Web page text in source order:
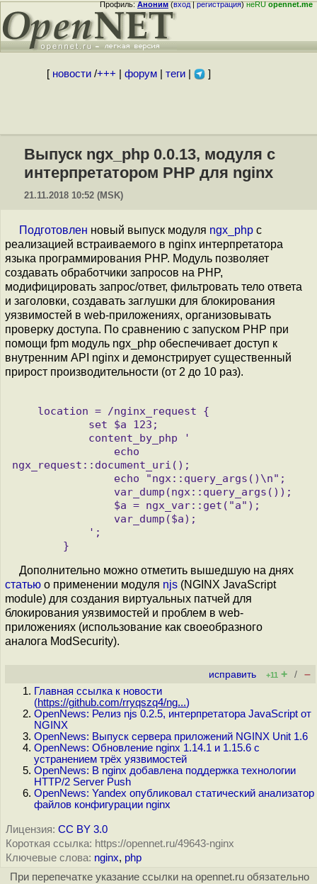
Профиль:Аноним(вход|регистрация)неRUopennet.me
[ новости/+++ форум| теги| ]
Выпуск ngx_php 0.0.13, модуля с
интерпретатором PHP для nginx
21.11.2018 10:52 (MSK)
Подготовлен новый выпуск модуля ngx_php с
реализацией встраиваемого в nginx интерпретатора
языка программирования PHP. Модуль позволяет
создавать обработчики запросов на PHP,
модифицировать запрос/ответ, фильтровать тело ответа
и заголовки, создавать заглушки для блокирования
уязвимостей в web-приложениях, организовывать
проверку доступа. По сравнению с запуском PHP при
помощи fpm модуль ngx_php обеспечивает доступ к
внутренним API nginx и демонстрирует существенный
прирост производительности (от 2 до 10 раз).
ngx_request::document_uri();
Дополнительно можно отметить вышедшую на днях
статью о применении модуля njs (NGINX JavaScript
module) для создания виртуальных патчей для
блокирования уязвимостей и проблем в web-
приложениях (использование как своеобразного
аналога ModSecurity).
исправить +11 + / –
Главная ссылка к новости
(https://github.com/rryqszq4/ng...)
OpenNews: Релиз njs 0.2.5, интерпретатора JavaScript от
NGINX
OpenNews: Выпуск сервера приложений NGINX Unit 1.6
OpenNews: Обновление nginx 1.14.1 и 1.15.6 с
устранением трёх уязвимостей
OpenNews: В nginx добавлена поддержка технологии
HTTP/2 Server Push
OpenNews: Yandex опубликовал статический анализатор
файлов конфигурации nginx
Лицензия: CC BY 3.0
Короткая ссылка: https://opennet.ru/49643-nginx
Ключевые слова: nginx, php
При перепечатке указание ссылки на opennet.ru обязательно